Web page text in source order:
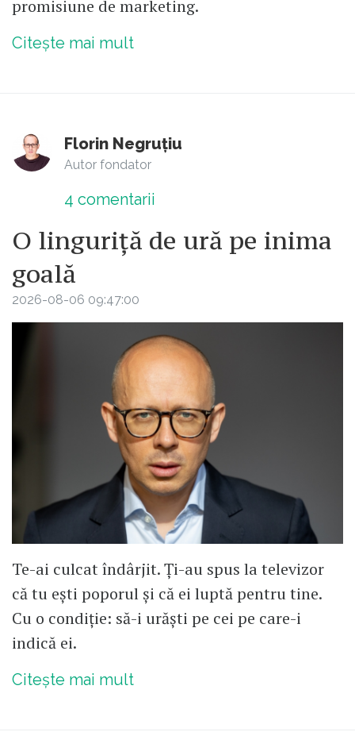
promisiune de marketing.
Citește mai mult
Florin Negruțiu
Autor fondator
4 comentarii
O linguriță de ură pe inima
goală
2026-08-06 09:47:00
Te-ai culcat îndârjit. Ți-au spus la televizor
că tu ești poporul și că ei luptă pentru tine.
Cu o condiție: să-i urăști pe cei pe care-i
indică ei.
Citește mai mult